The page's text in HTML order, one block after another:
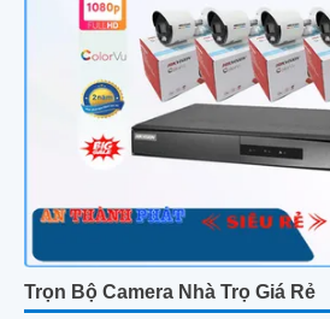
Trọn Bộ Camera Nhà Trọ Giá Rẻ